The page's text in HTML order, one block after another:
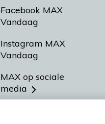
Facebook MAX
Vandaag
Instagram MAX
Vandaag
MAX op sociale
media